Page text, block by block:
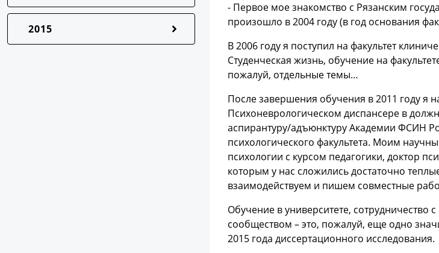
2015
- Первое мое знакомство с Рязанским
произошло в 2004 году (в год основания
В 2006 году я поступил на факультет
Студенческая жизнь, обучение на
пожалуй, отдельные темы…
После завершения обучения в 2011 году я
Психоневрологическом диспансере в
аспирантуру/адъюнктуру Академии ФСИН
психологического факультета. Моим
психологии с курсом педагогики, доктор
которым у нас сложились достаточно
взаимодействуем и пишем совместные
Обучение в университете,
сообществом – это, пожалуй, еще одно
2015 года диссертационного исследования.